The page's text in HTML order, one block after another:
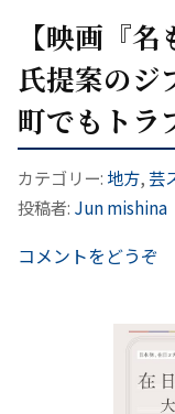
【映画『
氏提案のジ
町でもトラ
カテゴリー: 地方,芸
投稿者: Jun mishina
コメントをどうぞ